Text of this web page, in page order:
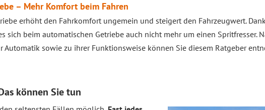
– Mehr Komfort beim Fahren
erhöht den Fahrkomfort ungemein und steigert den Fahrzeugwert.
sich beim automatischen Getriebe auch nicht mehr um einen Spritfresser.
Automatik sowie zu ihrer Funktionsweise können Sie diesem Ratgeber
können Sie tun